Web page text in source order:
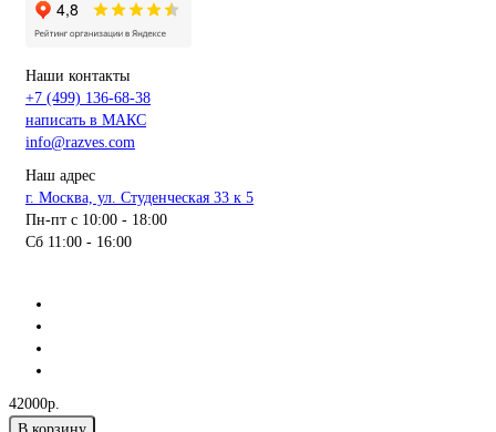
Наши контакты
+7 (499) 136-68-38
написать в МАКС
info@razves.com
Наш адрес
г. Москва, ул. Студенческая 33 к 5
Пн-пт с 10:00 - 18:00
Сб 11:00 - 16:00
42000р.